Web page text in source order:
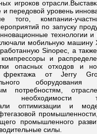
игроков
и передовой уровень
того, компании-
по запуску
технологии и
мобильную машину
Sinopec, а
и
опасных отходов и
фректажа от Jerry
потребностям,
необходимости
оптимизации и
промышленного
силы.